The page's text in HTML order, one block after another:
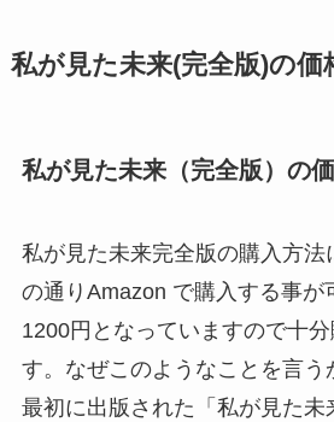
私が見た未来(完全版)の価
私が見た未来（完全版）の
私が見た未来完全版の購入方法
の通りAmazon で購入する事が
1200円となっていますので十
す。なぜこのようなことを言う
最初に出版された「私が見た未